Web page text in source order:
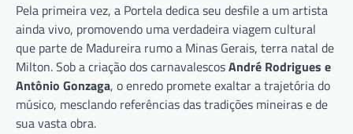
Pela primeira vez, a Portela dedica seu desfile a um artista
ainda vivo, promovendo uma verdadeira viagem cultural
que parte de Madureira rumo a Minas Gerais, terra natal de
Milton. Sob a criação dos carnavalescosAndré Rodrigues e
Antônio Gonzaga, o enredo promete exaltar a trajetória do
músico, mesclando referências das tradições mineiras e de
sua vasta obra.